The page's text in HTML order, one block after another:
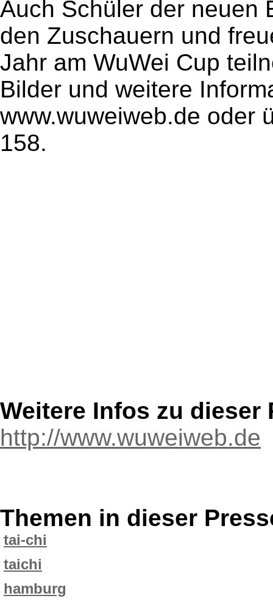
Auch Schüler der neuen
den Zuschauern und
Jahr am WuWei Cup
Bilder und weitere
www.wuweiweb.de oder
158.
Weitere Infos zu dieser
http://www.wuweiweb.de
Themen in dieser
tai-chi
taichi
hamburg